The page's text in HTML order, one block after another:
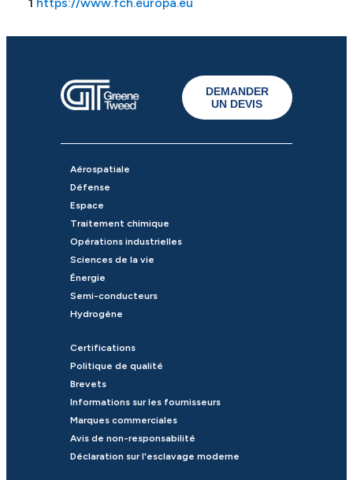
DEMANDER
UN DEVIS
Aérospatiale
Défense
Espace
Traitement chimique
Opérations industrielles
Sciences de la vie
Énergie
Semi-conducteurs
Hydrogène
Certifications
Politique de qualité
Brevets
Informations sur les fournisseurs
Marques commerciales
Avis de non-responsabilité
Déclaration sur l'esclavage moderne